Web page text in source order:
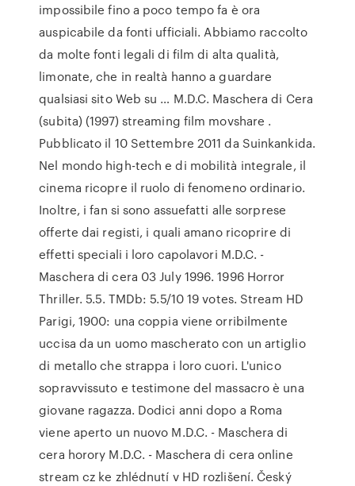
impossibile fino a poco tempo fa è ora
auspicabile da fonti ufficiali. Abbiamo raccolto
da molte fonti legali di film di alta qualità,
limonate, che in realtà hanno a guardare
qualsiasi sito Web su … M.D.C. Maschera di Cera
(subita) (1997) streaming film movshare .
Pubblicato il 10 Settembre 2011 da Suinkankida.
Nel mondo high-tech e di mobilità integrale, il
cinema ricopre il ruolo di fenomeno ordinario.
Inoltre, i fan si sono assuefatti alle sorprese
offerte dai registi, i quali amano ricoprire di
effetti speciali i loro capolavori M.D.C. -
Maschera di cera 03 July 1996. 1996 Horror
Thriller. 5.5. TMDb: 5.5/10 19 votes. Stream HD
Parigi, 1900: una coppia viene orribilmente
uccisa da un uomo mascherato con un artiglio
di metallo che strappa i loro cuori. L'unico
sopravvissuto e testimone del massacro è una
giovane ragazza. Dodici anni dopo a Roma
viene aperto un nuovo M.D.C. - Maschera di
cera horory M.D.C. - Maschera di cera online
stream cz ke zhlédnutí v HD rozlišení. Český